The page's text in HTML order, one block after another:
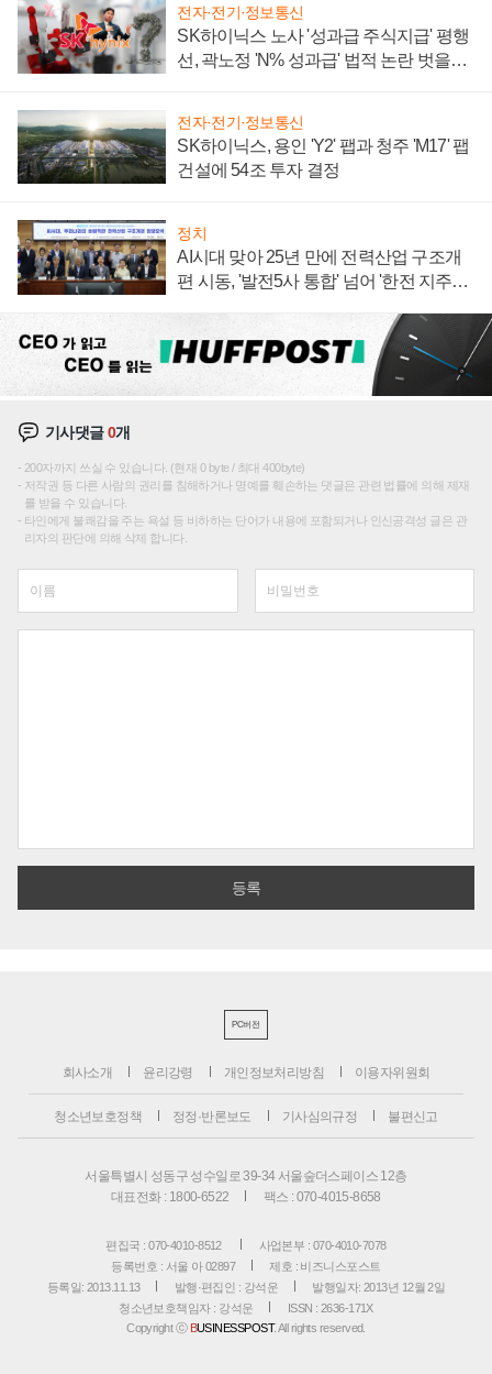
전자·전기·정보통신
SK하이닉스 노사 '성과급 주식지급' 평행
선, 곽노정 'N% 성과급' 법적 논란 벗을지
전자·전기·정보통신
SK하이닉스, 용인 'Y2' 팹과 청주 'M17' 팹
건설에 54조 투자 결정
정치
AI시대 맞아 25년 만에 전력산업 구조개
편 시동, '발전5사 통합' 넘어 '한전 지주사'
기사댓글0개
200자까지 쓰실 수 있습니다. (현재 0 byte / 최대 400byte)
저작권 등 다른 사람의 권리를 침해하거나 명예를 훼손하는 댓글은 관련 법률에 의해 제재
를 받을 수 있습니다.
타인에게 불쾌감을 주는 욕설 등 비하하는 단어가 내용에 포함되거나 인신공격성 글은 관
리자의 판단에 의해 삭제 합니다.
PC버전
회사소개 윤리강령 개인정보처리방침 이용자위원회
청소년보호정책 정정·반론보도 기사심의규정 불편신고
서울특별시 성동구 성수일로 39-34 서울숲더스페이스 12층
대표전화 : 1800-6522
팩스 : 070-4015-8658
편집국 : 070-4010-8512
사업본부 : 070-4010-7078
등록번호 : 서울 아 02897
제호 : 비즈니스포스트
등록일: 2013.11.13
발행·편집인 : 강석운
발행일자: 2013년 12월 2일
청소년보호책임자 : 강석운
ISSN : 2636-171X
Copyright ⓒ BUSINESSPOST. All rights reserved.